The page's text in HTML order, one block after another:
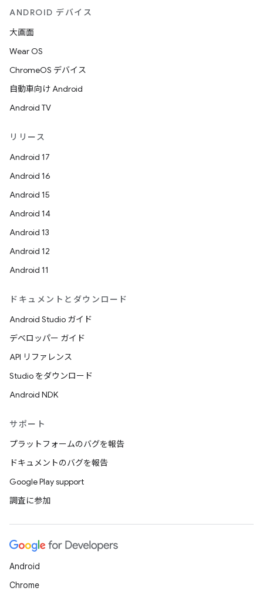
ANDROID デバイス
大画面
Wear OS
ChromeOS デバイス
自動車向け Android
Android TV
リリース
Android 17
Android 16
Android 15
Android 14
Android 13
Android 12
Android 11
ドキュメントとダウンロード
Android Studio ガイド
デベロッパー ガイド
API リファレンス
Studio をダウンロード
Android NDK
サポート
プラットフォームのバグを報告
ドキュメントのバグを報告
Google Play support
調査に参加
Android
Chrome